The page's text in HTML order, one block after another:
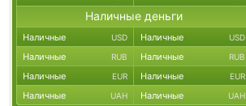
Наличные деньги
Наличные USD Наличные USD
Наличные RUB Наличные RUB
Наличные EUR Наличные EUR
Наличные UAH Наличные UAH